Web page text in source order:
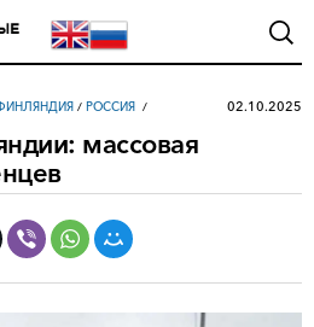
/ РОССИЯ 02.10.2025
массовая